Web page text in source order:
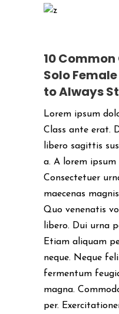
10
Solo
to Always
Lorem ipsum
Class ante erat.
libero sagittis
a. A lorem
Consectetuer
maecenas
Quo venenatis
libero. Dui urna
Etiam aliquam
neque. Neque
fermentum
magna.
per.